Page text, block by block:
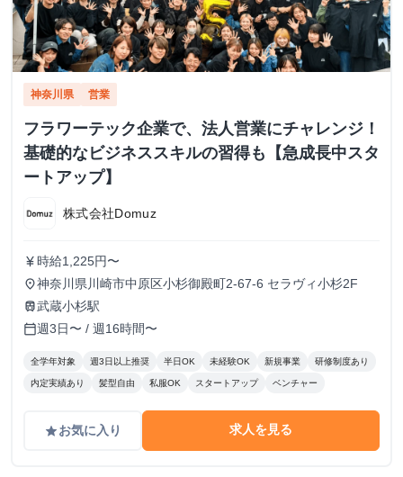
神奈川県 営業
フラワーテック企業で、法人営業にチャレンジ！
基礎的なビジネススキルの習得も【急成長中スタ
ートアップ】
株式会社Domuz
currency_yen 時給1,225円〜
place神奈川県川崎市中原区小杉御殿町2-67-6 セラヴィ小杉2F
train武蔵小杉駅
calendar_today週3日〜 / 週16時間〜
全学年対象 週3日以上推奨 半日OK 未経験OK 新規事業 研修制度あり
内定実績あり 髪型自由 私服OK スタートアップ ベンチャー
gradeお気に入り 求人を見る